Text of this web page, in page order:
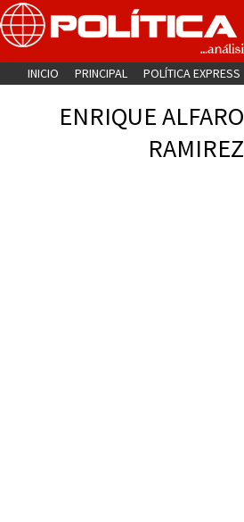
INICIO PRINCIPAL POLÍTICA EXPRESS
ENRIQUE ALFARO
RAMIREZ